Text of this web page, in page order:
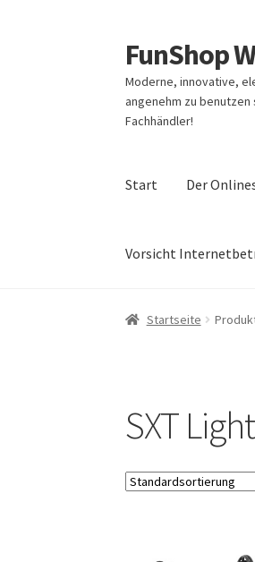
Zur
Navigation
springen
Zum
Inhalt
springen
FunShop
Moderne, innovative,
angenehm zu
Fachhändler!
Start Der
Vorsicht
Startseite
SXT